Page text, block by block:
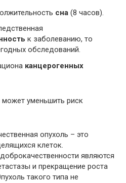
сна (8 часов).
к заболеванию, то
обследований.
канцерогенных
уменьшить риск
опухоль – это
клеток.
являются
и прекращение роста
такого типа не